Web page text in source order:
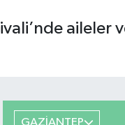
aileler
GAZİANTEP